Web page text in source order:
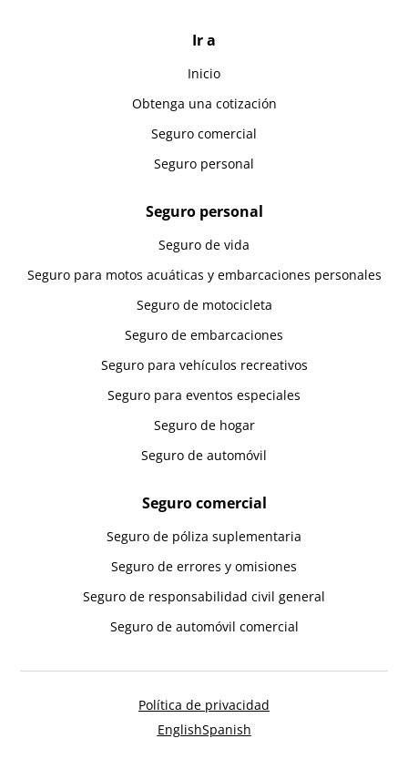
Ir a
Inicio
Obtenga una cotización
Seguro comercial
Seguro personal
Seguro personal
Seguro de vida
Seguro para motos acuáticas y embarcaciones personales
Seguro de motocicleta
Seguro de embarcaciones
Seguro para vehículos recreativos
Seguro para eventos especiales
Seguro de hogar
Seguro de automóvil
Seguro comercial
Seguro de póliza suplementaria
Seguro de errores y omisiones
Seguro de responsabilidad civil general
Seguro de automóvil comercial
Política de privacidad
EnglishSpanish